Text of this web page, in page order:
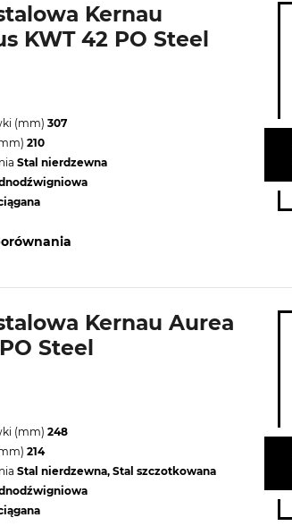
Kernau
KWT 42 PO Steel
(mm) 307
210
Stal nierdzewna
Kernau Aurea
Steel
(mm) 248
214
Stal nierdzewna, Stal szczotkowana